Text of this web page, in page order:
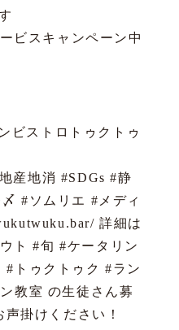
ビスキャンペーン中
ビストロトゥクトゥ
産地消 #SDGs #静
#ソムリエ #メディ
詳細は
ト #旬 #ケータリン
#トゥクトゥク #ラン
教室 の生徒さん募
掛けください！